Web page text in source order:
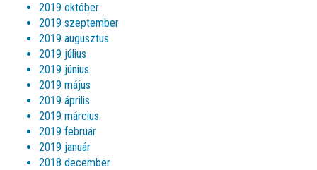
2019 október
2019 szeptember
2019 augusztus
2019 július
2019 június
2019 május
2019 április
2019 március
2019 február
2019 január
2018 december